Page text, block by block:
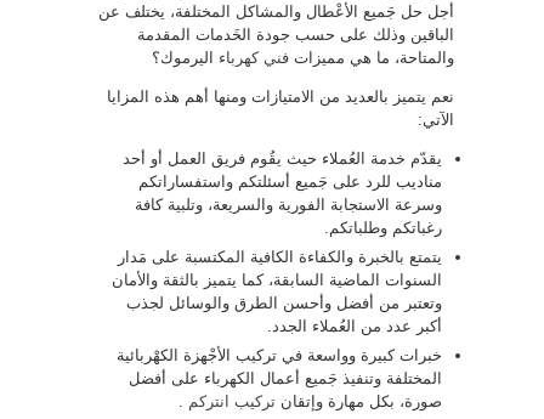
أجل حل جَميع الأعْطال والمشاكل المختلفة، يختلف عن
الباقين وذلك على حسب جودة الخَدمات المقدمة
والمتاحة، ما هي مميزات فني كهرباء اليرموك؟
نعم يتميز بالعديد من الامتيازات ومنها أهم هذه المزايا
الآتي:
يقدّم خدمة العُملاء حيث يقُوم فريق العمل أو أحد
مناديب للرد على جَميع أسئلتكم واستفساراتكم
وسرعة الاستجابة الفورية والسريعة، وتلبية كافة
رغباتكم وطلباتكم.
يتمتع بالخبرة والكفاءة الكافية المكتسبة على مَدار
السنوات الماضية السابقة، كما يتميز بالثقة والأمان
وتعتبر من أفضل وأحسن الطرق والوسائل لجذب
أكبر عدد من العُملاء الجدد.
خبرات كبيرة وواسعة في تركيب الأجْهزة الكهْربائية
المختلفة وتنفيذ جَميع أعمال الكهرباء على أفضل
صورة، بكل مهارة وإتقان تركيب انتركم